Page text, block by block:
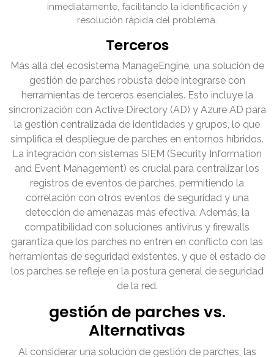
inmediatamente, facilitando la identificación y
resolución rápida del problema.
Terceros
Más allá del ecosistema ManageEngine, una solución de
gestión de parches robusta debe integrarse con
herramientas de terceros esenciales. Esto incluye la
sincronización con Active Directory (AD) y Azure AD para
la gestión centralizada de identidades y grupos, lo que
simplifica el despliegue de parches en entornos híbridos.
La integración con sistemas SIEM (Security Information
and Event Management) es crucial para centralizar los
registros de eventos de parches, permitiendo la
correlación con otros eventos de seguridad y una
detección de amenazas más efectiva. Además, la
compatibilidad con soluciones antivirus y firewalls
garantiza que los parches no entren en conflicto con las
herramientas de seguridad existentes, y que el estado de
los parches se refleje en la postura general de seguridad
de la red.
gestión de parches vs.
Alternativas
Al considerar una solución de gestión de parches, las